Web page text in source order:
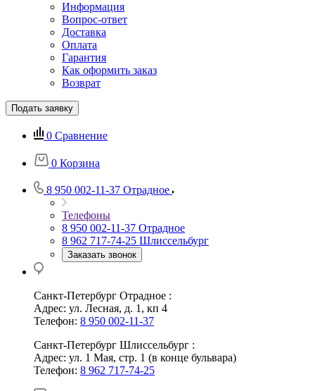
Информация
Вопрос-ответ
Доставка
Оплата
Гарантия
Как оформить заказ
Возврат
Подать заявку
0 Сравнение
0 Корзина
8 950 002-11-37 Отрадное
Телефоны
8 950 002-11-37 Отрадное
8 962 717-74-25 Шлиссельбург
Заказать звонок
Санкт-Петербург Отрадное :
Адрес: ул. Лесная, д. 1, кп 4
Телефон: 8 950 002-11-37
Санкт-Петербург Шлиссельбург :
Адрес: ул. 1 Мая, стр. 1 (в конце бульвара)
Телефон: 8 962 717-74-25